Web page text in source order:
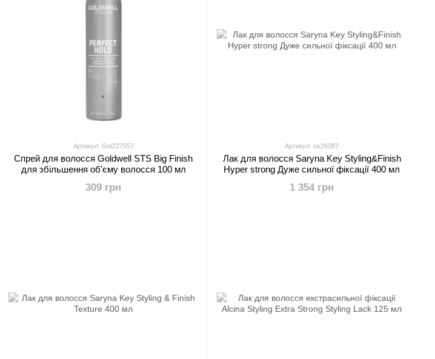
Артикул: Gol227557
Спрей для волосся Goldwell STS Big Finish
для збільшення об'єму волосся 100 мл
309 грн
Артикул: sk26087
Лак для волосся Saryna Key Styling&Finish
Hyper strong Дуже сильної фіксації 400 мл
1 354 грн